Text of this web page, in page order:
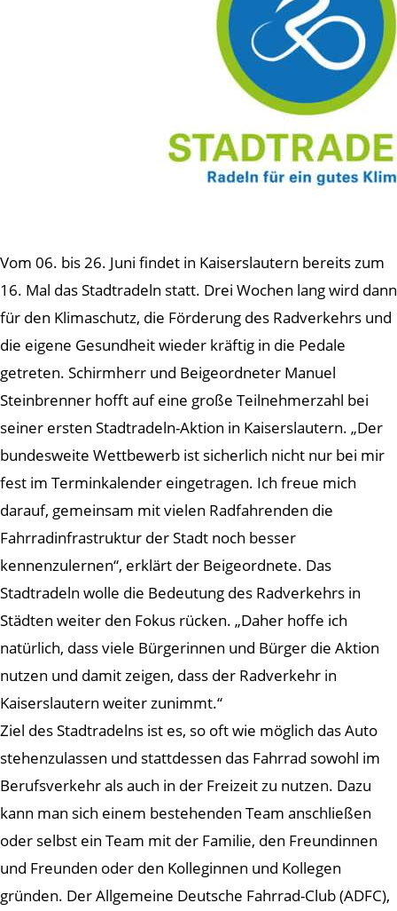
Vom 06. bis 26. Juni findet in Kaiserslautern bereits zum
16. Mal das Stadtradeln statt. Drei Wochen lang wird dann
für den Klimaschutz, die Förderung des Radverkehrs und
die eigene Gesundheit wieder kräftig in die Pedale
getreten. Schirmherr und Beigeordneter Manuel
Steinbrenner hofft auf eine große Teilnehmerzahl bei
seiner ersten Stadtradeln-Aktion in Kaiserslautern. „Der
bundesweite Wettbewerb ist sicherlich nicht nur bei mir
fest im Terminkalender eingetragen. Ich freue mich
darauf, gemeinsam mit vielen Radfahrenden die
Fahrradinfrastruktur der Stadt noch besser
kennenzulernen“, erklärt der Beigeordnete. Das
Stadtradeln wolle die Bedeutung des Radverkehrs in
Städten weiter den Fokus rücken. „Daher hoffe ich
natürlich, dass viele Bürgerinnen und Bürger die Aktion
nutzen und damit zeigen, dass der Radverkehr in
Kaiserslautern weiter zunimmt.“
Ziel des Stadtradelns ist es, so oft wie möglich das Auto
stehenzulassen und stattdessen das Fahrrad sowohl im
Berufsverkehr als auch in der Freizeit zu nutzen. Dazu
kann man sich einem bestehenden Team anschließen
oder selbst ein Team mit der Familie, den Freundinnen
und Freunden oder den Kolleginnen und Kollegen
gründen. Der Allgemeine Deutsche Fahrrad-Club (ADFC),